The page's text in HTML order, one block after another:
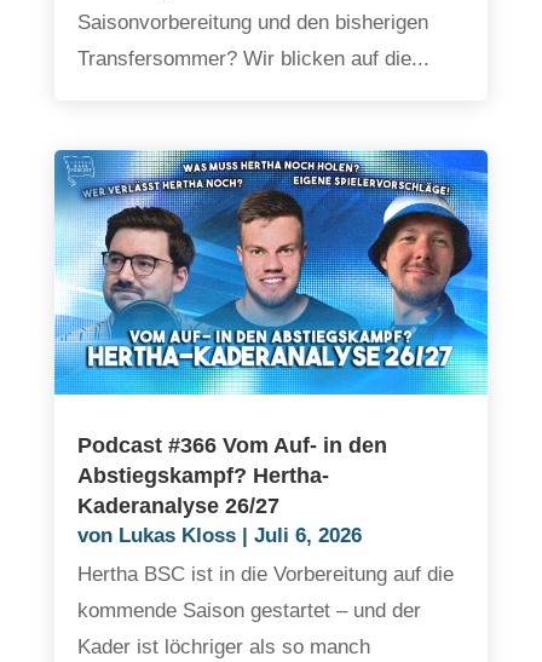
Saisonvorbereitung und den bisherigen
Transfersommer? Wir blicken auf die...
Podcast #366 Vom Auf- in den
Abstiegskampf? Hertha-
Kaderanalyse 26/27
von Lukas Kloss| Juli 6, 2026
Hertha BSC ist in die Vorbereitung auf die
kommende Saison gestartet – und der
Kader ist löchriger als so manch